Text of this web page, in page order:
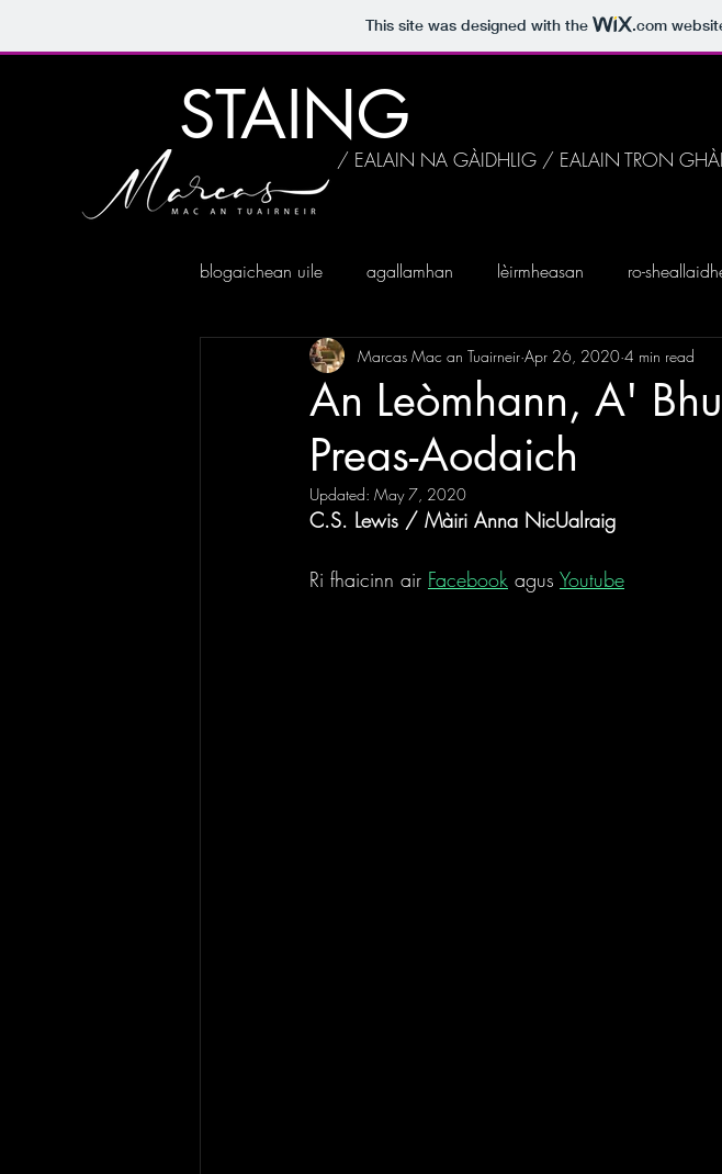
This site was designed with the .com
STAING
/ EALAIN NA GÀIDHLIG / EALAIN TRON
blogaichean uile agallamhan lèirmheasan ro-
An Leòmhann, A'
Preas-Aodaich
Marcas Mac an Tuairneir Apr 26, 2020 4 min read
Updated: May 7, 2020
C.S. Lewis / Màiri Anna NicUalraig
Ri fhaicinn air Facebook agus Youtube